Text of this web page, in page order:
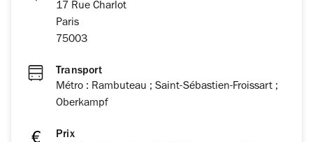
17 Rue Charlot
Paris
75003
Transport
Métro : Rambuteau ; Saint-Sébastien-Froissart ;
Oberkampf
Prix